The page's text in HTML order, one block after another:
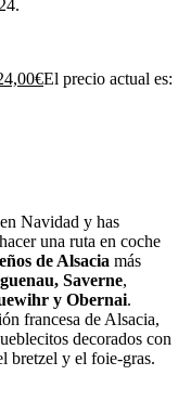
€El precio actual es:
Navidad y has
una ruta en coche
de Alsacia más
Saverne,
y Obernai.
francesa de Alsacia,
decorados con
bretzel y el foie-gras.